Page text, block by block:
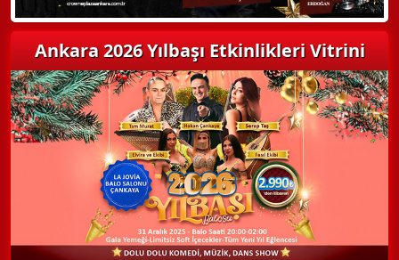
Ankara 2026 Yılbaşı Etkinlikleri Vitrini